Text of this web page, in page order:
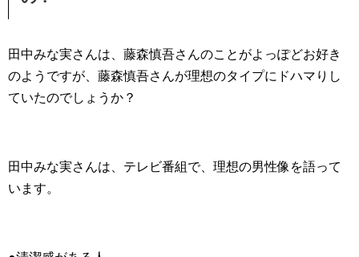
田中みな実さんは、藤森慎吾さんのことがよっぽどお好き
のようですが、藤森慎吾さんが理想のタイプにドハマりし
ていたのでしょうか？
田中みな実さんは、テレビ番組で、理想の男性像を語って
います。